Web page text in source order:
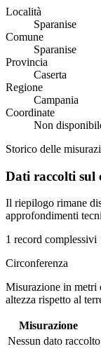
Località
Sparanise
Comune
Sparanise
Provincia
Caserta
Regione
Campania
Coordinate
Non
Storico delle
Dati raccolti sul
Il riepilogo rimane
approfondimenti
1 record complessivi
Circonferenza
Misurazione in metri
altezza rispetto al
Misurazione
Nessun dato